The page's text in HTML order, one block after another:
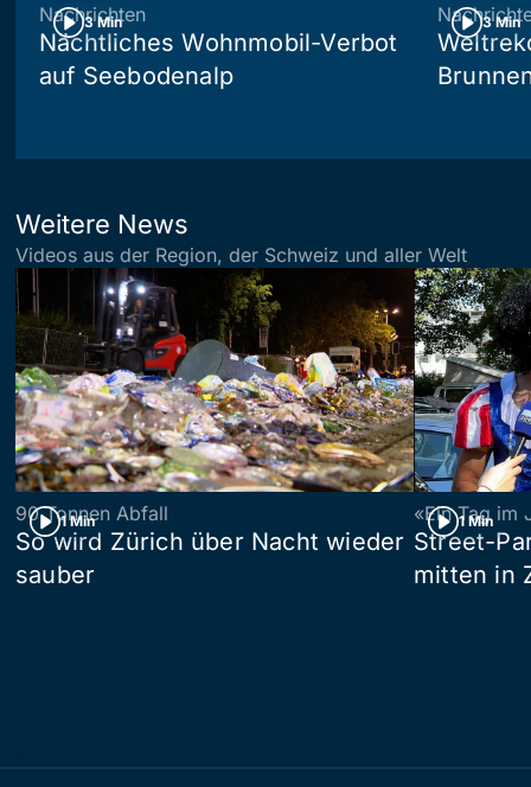
3 Min
Nachrichten
Nächtliches Wohnmobil-Verbot
auf Seebodenalp
3 Min
Weitere News
Videos aus der Region, der Schweiz und aller Welt
1 Min
90 Tonnen Abfall
So wird Zürich über Nacht wieder
sauber
1 Min
«Ein Tag im
Street-
mitten in